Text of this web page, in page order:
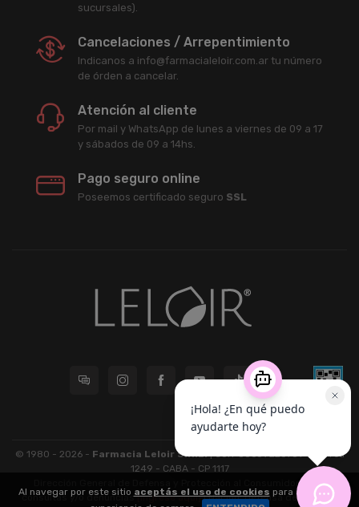
sucursales).
Cancelaciones / Arrepentimiento
Indicanos a info@farmacialeloir.com.ar tu número
de órden a cancelar.
Atención al cliente
Por mail y WhatsApp de lunes a viernes de 09 a 17
y sábados de 09 a 14hs.
Pago seguro online
Poseemos certificado seguro SSL
© 1980 - 2026 - Farmacia Leloir S.R.L.
| CUIT 33609220789 - Larrea
1249 - CABA - CP 1117
Dirección General de Defensa y Protección al Consumidor: Para
consultas y/o denuncias[ingrese aquí]| Nación: Defensa de las y los
Al navegar por este sitio aceptás el uso de cookies para agilizar tu